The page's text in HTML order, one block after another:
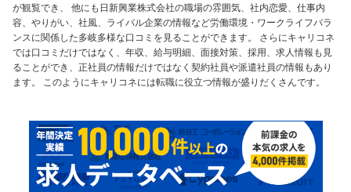
が観覧でき、 他にも日新興業株式会社の職場の雰囲気、社内恋愛、仕事内
容、やりがい、社風、ライバル企業の情報など労働環境・ワークライフバラ
ンスに関係した多岐多様な口コミを見ることができます。 さらにキャリコネ
では口コミだけではなく、年収、給与明細、面接対策、採用、求人情報も見
ることができ、正社員の情報だけではなく契約社員や派遣社員の情報もあり
ます。 このようにキャリコネには転職に役立つ情報が盛りだくさんです。